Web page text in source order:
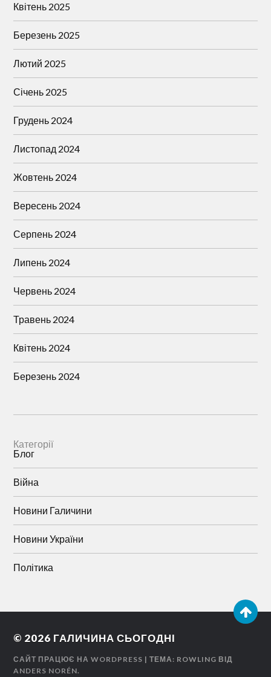
Квітень 2025
Березень 2025
Лютий 2025
Січень 2025
Грудень 2024
Листопад 2024
Жовтень 2024
Вересень 2024
Серпень 2024
Липень 2024
Червень 2024
Травень 2024
Квітень 2024
Березень 2024
Категорії
Блог
Війна
Новини Галичини
Новини України
Політика
© 2026 ГАЛИЧИНА СЬОГОДНІ
САЙТ ПРАЦЮЄ НА WORDPRESS | ТЕМА: ROWLING ВІД
ANDERS NORÉN.